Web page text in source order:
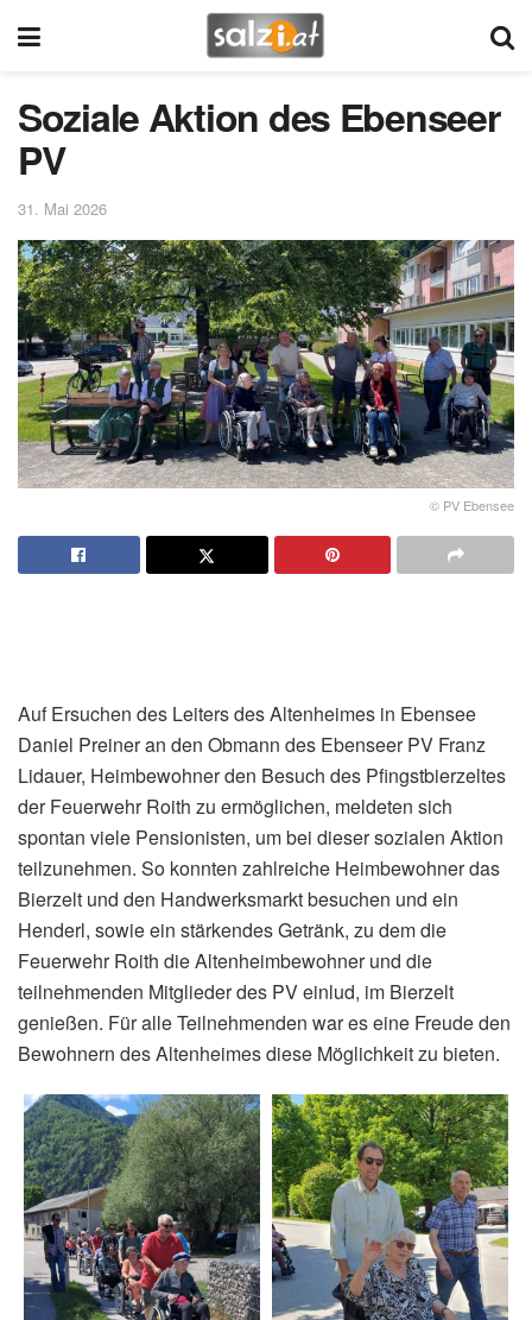
Soziale Aktion des Ebenseer
PV
31. Mai 2026
© PV Ebensee
Auf Ersuchen des Leiters des Altenheimes in Ebensee
Daniel Preiner an den Obmann des Ebenseer PV Franz
Lidauer, Heimbewohner den Besuch des Pfingstbierzeltes
der Feuerwehr Roith zu ermöglichen, meldeten sich
spontan viele Pensionisten, um bei dieser sozialen Aktion
teilzunehmen. So konnten zahlreiche Heimbewohner das
Bierzelt und den Handwerksmarkt besuchen und ein
Henderl, sowie ein stärkendes Getränk, zu dem die
Feuerwehr Roith die Altenheimbewohner und die
teilnehmenden Mitglieder des PV einlud, im Bierzelt
genießen. Für alle Teilnehmenden war es eine Freude den
Bewohnern des Altenheimes diese Möglichkeit zu bieten.